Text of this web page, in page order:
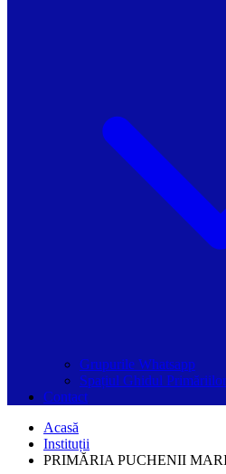
Grupurile Whatsapp
Spațiul Ghidul Primăriilor
Contact
Acasă
Instituții
PRIMĂRIA PUCHENII